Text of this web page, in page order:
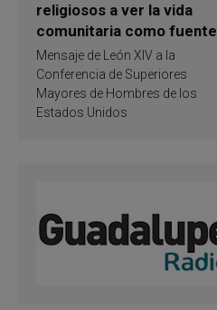
religiosos a ver la vida
comunitaria como fuente
de inspiración y
santificación
Mensaje de León XIV a la
Conferencia de Superiores
Mayores de Hombres de los
Estados Unidos